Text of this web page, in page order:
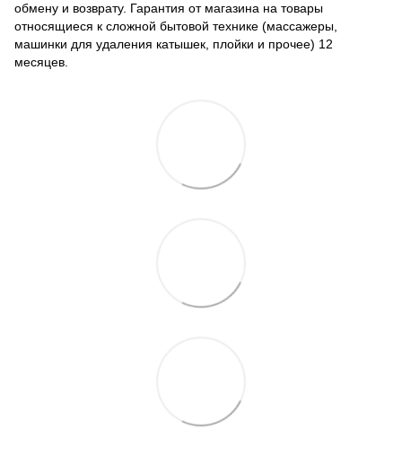
обмену и возврату. Гарантия от магазина на товары
относящиеся к сложной бытовой технике (массажеры,
машинки для удаления катышек, плойки и прочее) 12
месяцев.